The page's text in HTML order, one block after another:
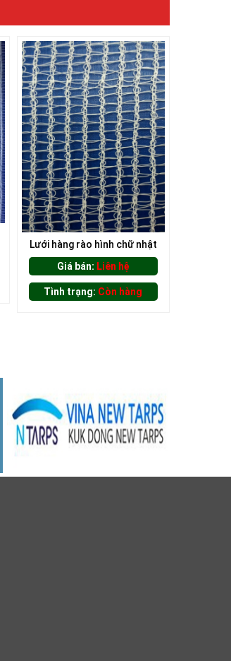
Lưới hàng rào hình chữ nhật
Giá bán: Liên hệ
Tình trạng: Còn hàng